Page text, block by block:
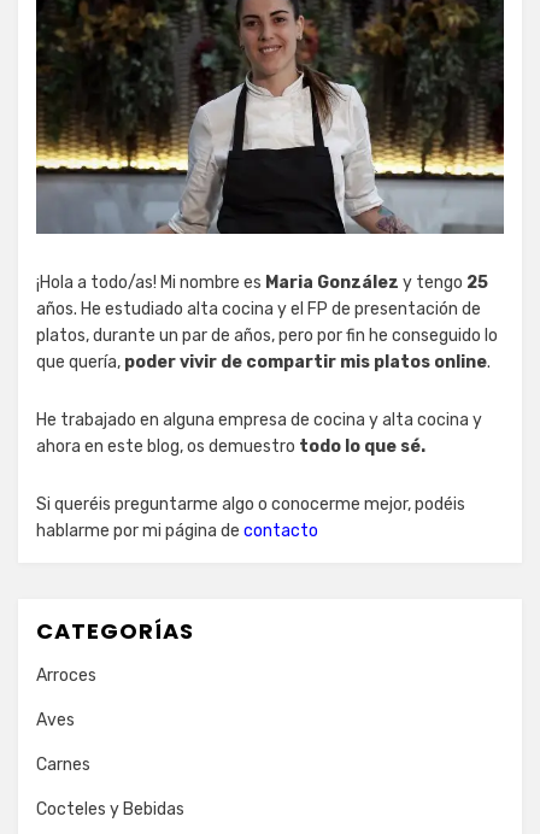
¡Hola a todo/as! Mi nombre es Maria González y tengo 25
años. He estudiado alta cocina y el FP de presentación de
platos, durante un par de años, pero por fin he conseguido lo
que quería, poder vivir de compartir mis platos online.
He trabajado en alguna empresa de cocina y alta cocina y
ahora en este blog, os demuestro todo lo que sé.
Si queréis preguntarme algo o conocerme mejor, podéis
hablarme por mi página de contacto
CATEGORÍAS
Arroces
Aves
Carnes
Cocteles y Bebidas